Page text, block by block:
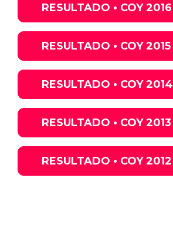
RESULTADO • COY 2016
RESULTADO • COY 2015
RESULTADO • COY 2014
RESULTADO • COY 2013
RESULTADO • COY 2012